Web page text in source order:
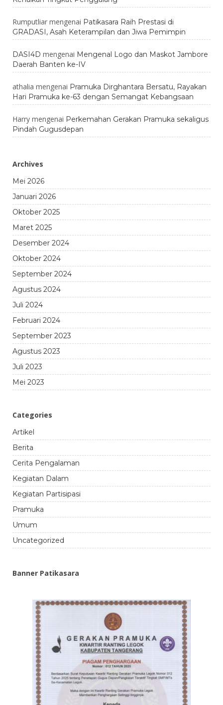
Rumputliar mengenai Patikasara Raih Prestasi di
GRADASI, Asah Keterampilan dan Jiwa Pemimpin
DASI4D mengenai Mengenal Logo dan Maskot Jambore
Daerah Banten ke-IV
athalia mengenai Pramuka Dirghantara Bersatu, Rayakan
Hari Pramuka ke-63 dengan Semangat Kebangsaan
Harry mengenai Perkemahan Gerakan Pramuka sekaligus
Pindah Gugusdepan
Archives
Mei 2026
Januari 2026
Oktober 2025
Maret 2025
Desember 2024
Oktober 2024
September 2024
Agustus 2024
Juli 2024
Februari 2024
September 2023
Agustus 2023
Juli 2023
Mei 2023
Categories
Artikel
Berita
Cerita Pengalaman
Kegiatan Dalam
Kegiatan Partisipasi
Pramuka
Umum
Uncategorized
Banner Patikasara